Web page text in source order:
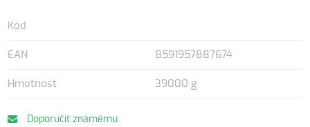
Kód
EAN 8591957887674
Hmotnost 39000 g
Doporučit známému